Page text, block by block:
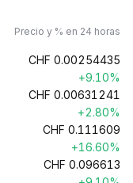
Precio y % en 24 horas
CHF 0.00254435
+9.10%
CHF 0.00631241
+2.80%
CHF 0.111609
+16.60%
CHF 0.096613